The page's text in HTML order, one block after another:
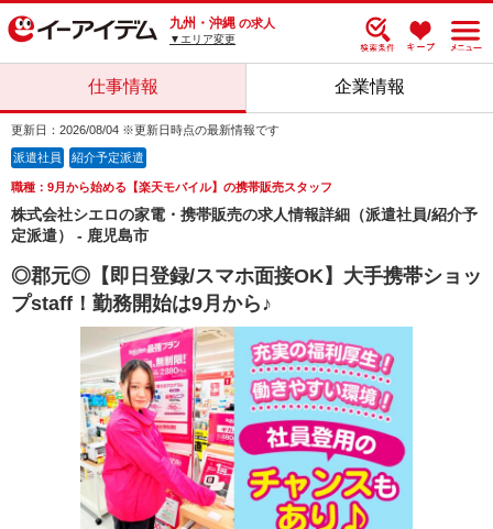
九州・沖縄 の求人
▼エリア変更
仕事情報 企業情報
更新日：2026/08/04 ※更新日時点の最新情報です
派遣社員 紹介予定派遣
職種：9月から始める【楽天モバイル】の携帯販売スタッフ
株式会社シエロの家電・携帯販売の求人情報詳細（派遣社員/紹介予
定派遣） - 鹿児島市
◎郡元◎【即日登録/スマホ面接OK】大手携帯ショッ
プstaff！勤務開始は9月から♪